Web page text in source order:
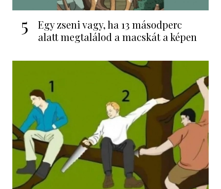
5
Egy zseni vagy, ha 13 másodperc
alatt megtalálod a macskát a képen